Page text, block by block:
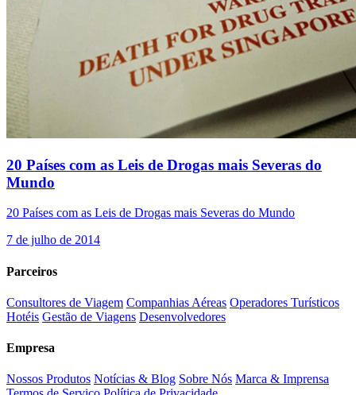
20 Países com as Leis de Drogas mais Severas do
Mundo
20 Países com as Leis de Drogas mais Severas do Mundo
7 de julho de 2014
Parceiros
Consultores de Viagem Companhias Aéreas Operadores Turísticos
Hotéis Gestão de Viagens Desenvolvedores
Empresa
Nossos Produtos Notícias & Blog Sobre Nós Marca & Imprensa